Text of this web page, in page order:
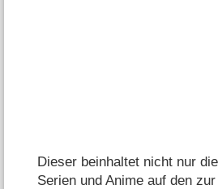
Dieser beinhaltet nicht nur
Serien und Anime auf den